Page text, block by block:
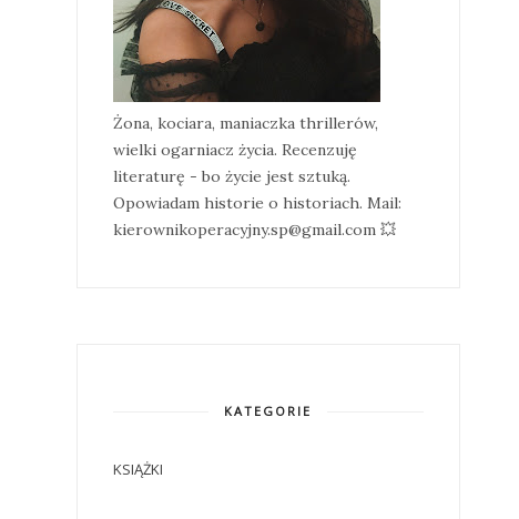
Żona, kociara, maniaczka thrillerów,
wielki ogarniacz życia. Recenzuję
literaturę - bo życie jest sztuką.
Opowiadam historie o historiach. Mail:
kierownikoperacyjny.sp@gmail.com 💥
KATEGORIE
KSIĄŻKI